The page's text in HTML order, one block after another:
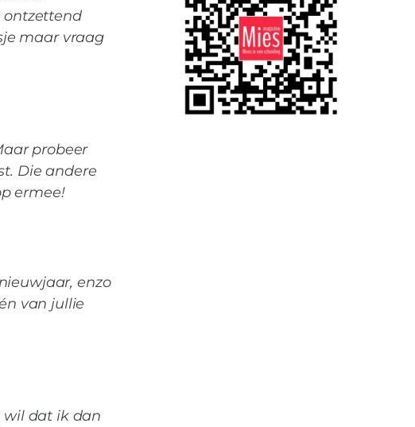
ontzettend
maar vraag
probeer
Die andere
ermee!
enzo
van jullie
wil dat ik dan